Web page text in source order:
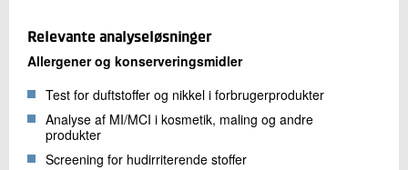
Relevante analyseløsninger
Allergener og konserveringsmidler
Test for duftstoffer og nikkel i forbrugerprodukter
Analyse af MI/MCI i kosmetik, maling og andre
produkter
Screening for hudirriterende stoffer